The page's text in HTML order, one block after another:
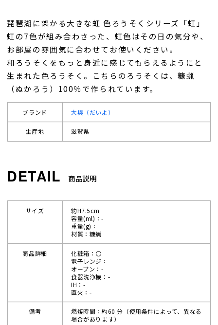
琵琶湖に架かる大きな虹 色ろうそくシリーズ「虹」
虹の7色が組み合わさった、虹色はその日の気分や、
お部屋の雰囲気に合わせてお使いください。
和ろうそくをもっと身近に感じてもらえるようにと
生まれた色ろうそく。こちらのろうそくは、糠蝋
（ぬかろう）100％で作られています。
ブランド 大與（だいよ）
生産地 滋賀県
商品説明
サイズ
約H7.5cm
容量(ml)：-
重量(g)：
材質：糠蝋
商品詳細
化粧箱：〇
電子レンジ：-
オーブン：-
食器洗浄機：-
IH：-
直火：-
備考
燃焼時間：約60 分（使用条件によって、異なる
場合があります）